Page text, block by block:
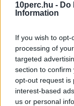
10perc.hu - Do
Information
If you wish to
processing of
targeted
section to
opt-out request is
interest-based
us or personal